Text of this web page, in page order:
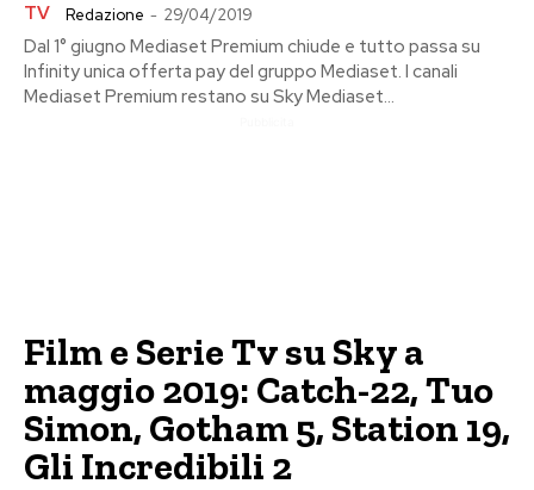
TV Redazione - 29/04/2019
Dal 1° giugno Mediaset Premium chiude e tutto passa su
Infinity unica offerta pay del gruppo Mediaset. I canali
Mediaset Premium restano su Sky Mediaset...
Film e Serie Tv su Sky a
maggio 2019: Catch-22, Tuo
Simon, Gotham 5, Station 19,
Gli Incredibili 2